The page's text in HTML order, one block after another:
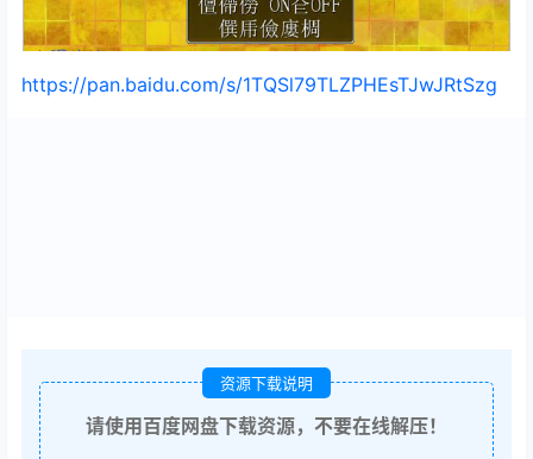
https://pan.baidu.com/s/1TQSl79TLZPHEsTJwJRtSzg
资源下载说明
请使用百度网盘下载资源，不要在线解压！